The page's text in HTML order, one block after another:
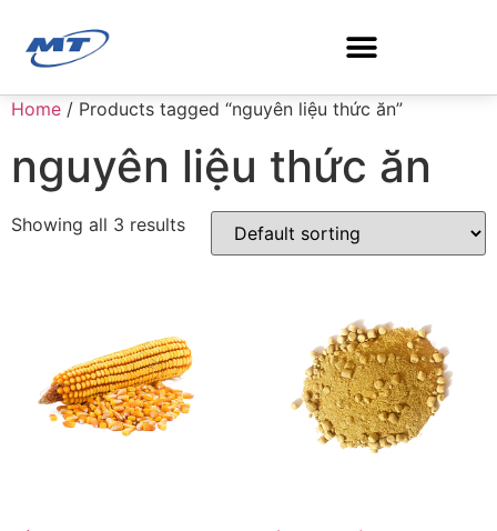
Home / Products tagged “nguyên liệu thức ăn”
nguyên liệu thức ăn
Showing all 3 results